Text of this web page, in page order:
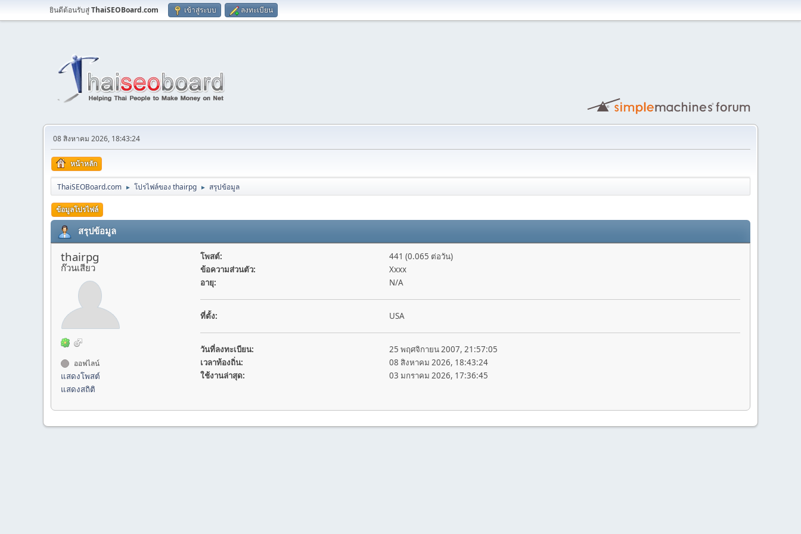
ยินดีต้อนรับสู่ThaiSEOBoard.com เข้าสู่ระบบ ลงทะเบียน
08 สิงหาคม 2026, 18:43:24
หน้าหลัก
ThaiSEOBoard.com ► โปรไฟล์ของ thairpg ► สรุปข้อมูล
ข้อมูลโปรไฟล์
สรุปข้อมูล
thairpg
ก๊วนเสียว
ออฟไลน์
แสดงโพสต์
แสดงสถิติ
โพสต์:
441 (0.065 ต่อวัน)
ข้อความส่วนตัว:
Xxxx
อายุ:
N/A
ที่ตั้ง: USA
วันที่ลงทะเบียน:
25 พฤศจิกายน 2007, 21:57:05
เวลาท้องถิ่น:
08 สิงหาคม 2026, 18:43:24
ใช้งานล่าสุด:
03 มกราคม 2026, 17:36:45